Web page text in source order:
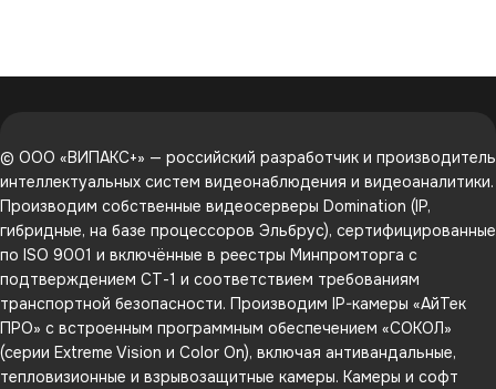
© ООО «ВИПАКС+» — российский разработчик и производитель
интеллектуальных систем видеонаблюдения и видеоаналитики.
Производим собственные видеосерверы Domination (IP,
гибридные, на базе процессоров Эльбрус), сертифицированные
по ISO 9001 и включённые в реестры Минпромторга с
подтверждением СТ-1 и соответствием требованиям
транспортной безопасности. Производим IP-камеры «АйТек
ПРО» с встроенным программным обеспечением «СОКОЛ»
(серии Extreme Vision и Color On), включая антивандальные,
тепловизионные и взрывозащитные камеры. Камеры и софт